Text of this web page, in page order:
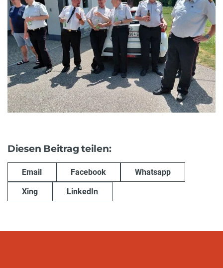
Diesen Beitrag teilen:
Email Facebook Whatsapp
Xing LinkedIn